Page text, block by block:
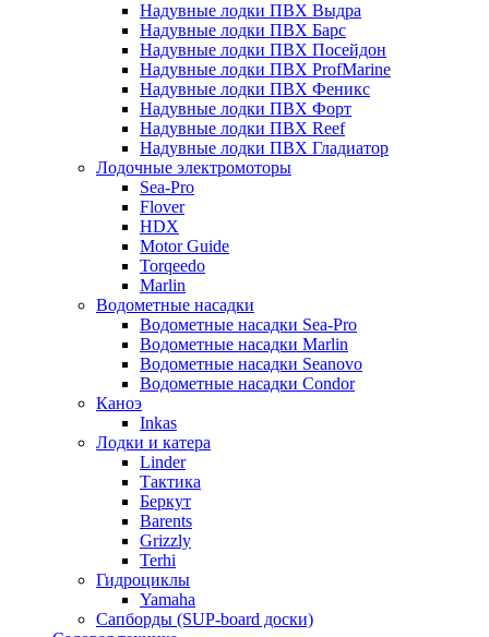
Надувные лодки ПВХ Выдра
Надувные лодки ПВХ Барс
Надувные лодки ПВХ Посейдон
Надувные лодки ПВХ ProfMarine
Надувные лодки ПВХ Феникс
Надувные лодки ПВХ Форт
Надувные лодки ПВХ Reef
Надувные лодки ПВХ Гладиатор
Лодочные электромоторы
Sea-Pro
Flover
HDX
Motor Guide
Torqeedo
Marlin
Водометные насадки
Водометные насадки Sea-Pro
Водометные насадки Marlin
Водометные насадки Seanovo
Водометные насадки Condor
Каноэ
Inkas
Лодки и катера
Linder
Тактика
Беркут
Barents
Grizzly
Terhi
Гидроциклы
Yamaha
Сапборды (SUP-board доски)